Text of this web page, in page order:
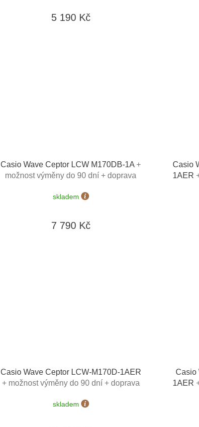
5 190 Kč
Casio Wave Ceptor LCW M170DB-1A+
možnost výměny do 90 dní + doprava
skladem
7 790 Kč
Casio
1AER
Casio Wave Ceptor LCW-M170D-1AER
+ možnost výměny do 90 dní + doprava
skladem
Casio
1AER